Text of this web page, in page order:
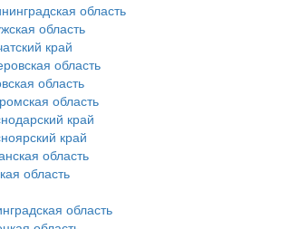
область
область
край
область
область
область
край
край
область
область
область